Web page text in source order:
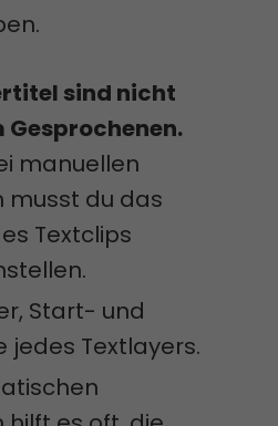
sind nicht
manuellen
musst du das
Textclips
Start- und
jedes Textlayers.